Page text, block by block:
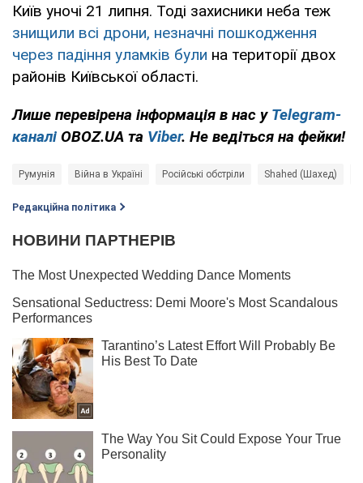
Київ уночі 21 липня. Тоді захисники неба теж
знищили всі дрони, незначні пошкодження
через падіння уламків були на території двох
районів Київської області.
Лише перевірена інформація в нас у Telegram-
каналі OBOZ.UA та Viber. Не ведіться на фейки!
Румунія Війна в Україні Російські обстріли Shahed (Шахед)
Редакційна політика